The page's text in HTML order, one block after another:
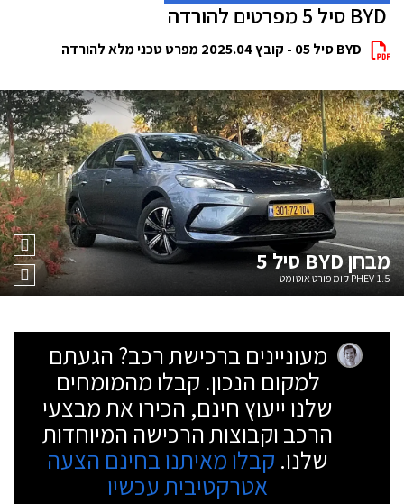
BYD סיל 5 מפרטים להורדה
BYD סיל 05 - קובץ 2025.04 מפרט טכני מלא להורדה
מבחןBYD סיל 5
1.5 PHEV קומפורט אוטומט
מעוניינים ברכישת רכב? הגעתם
למקום הנכון. קבלו מהמומחים
שלנו ייעוץ חינם, הכירו את מבצעי
הרכב וקבוצות הרכישה המיוחדות
שלנו. קבלו מאיתנו בחינם הצעה
אטרקטיבית עכשיו